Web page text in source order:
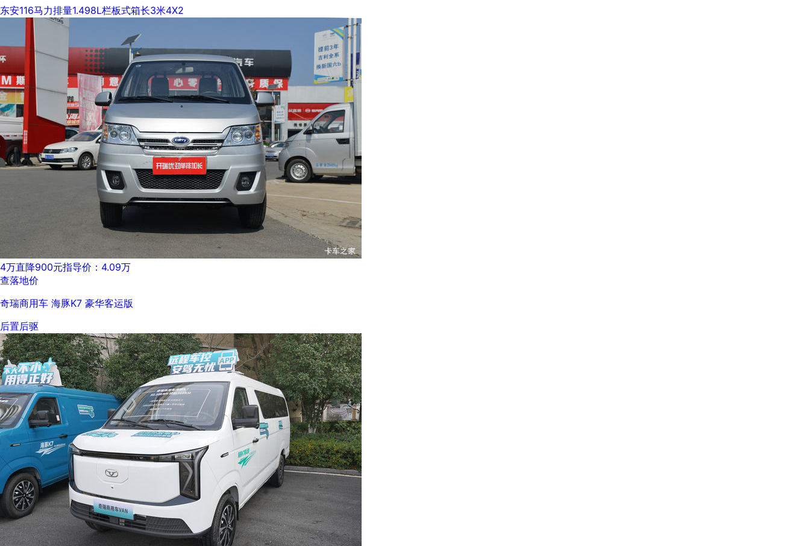
东安116马力排量1.498L栏板式箱长3米4X2
4万直降900元指导价：4.09万
查落地价
奇瑞商用车 海豚K7 豪华客运版
后置后驱